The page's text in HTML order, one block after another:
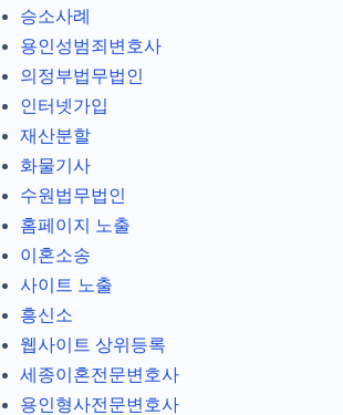
승소사례
용인성범죄변호사
의정부법무법인
인터넷가입
재산분할
화물기사
수원법무법인
홈페이지 노출
이혼소송
사이트 노출
흥신소
웹사이트 상위등록
세종이혼전문변호사
용인형사전문변호사